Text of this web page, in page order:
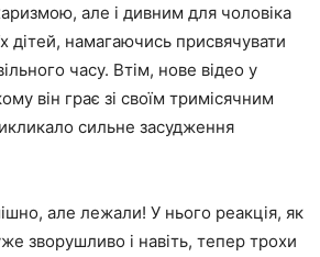
але і дивним для чоловіка
дітей, намагаючись присвячувати
часу. Втім, нове відео у
він грає зі своїм тримісячним
сильне засудження
але лежали! У нього реакція, як
зворушливо і навіть, тепер трохи